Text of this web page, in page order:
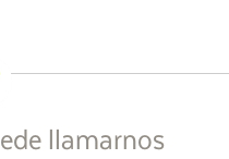
llamarnos